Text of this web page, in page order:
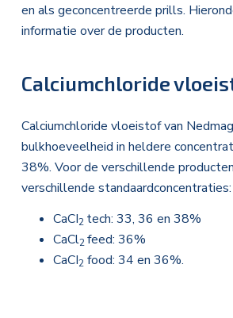
en als geconcentreerde prills.
informatie over de producten.
Calciumchloride
​​​​​​Calciumchloride vloeistof van
bulkhoeveelheid in heldere
38%. Voor de verschillende
verschillende standaardconcentraties:
CaCI2 tech: 33, 36 en 38%
CaCl2feed: 36%
CaCI2 food: 34 en 36%.